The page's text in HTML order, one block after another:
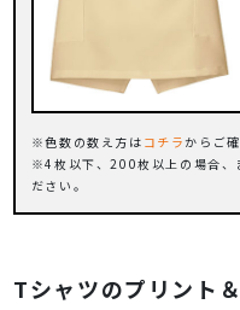
色数の数え方は コチラからご
4枚以下、200枚以上の場合、
ださい。
Tシャツのプリント